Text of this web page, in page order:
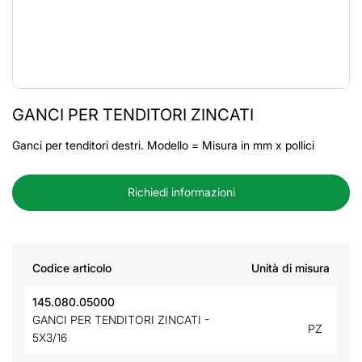
GANCI PER TENDITORI ZINCATI
Ganci per tenditori destri. Modello = Misura in mm x pollici
Richiedi informazioni
Codice articolo Unità di misura
145.080.05000
GANCI PER TENDITORI ZINCATI -
5X3/16
PZ